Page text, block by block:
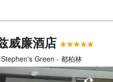
威廉酒店
Green - 都柏林